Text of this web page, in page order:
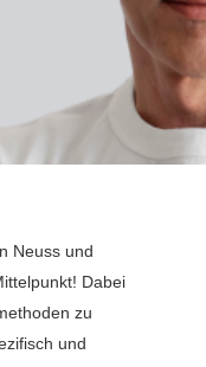
Neuss und
Dabei
zu
und